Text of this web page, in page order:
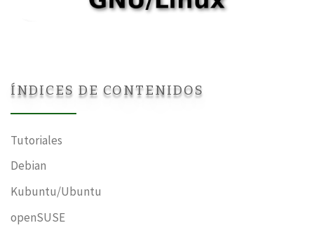
ÍNDICES DE CONTENIDOS
Tutoriales
Debian
Kubuntu/Ubuntu
openSUSE